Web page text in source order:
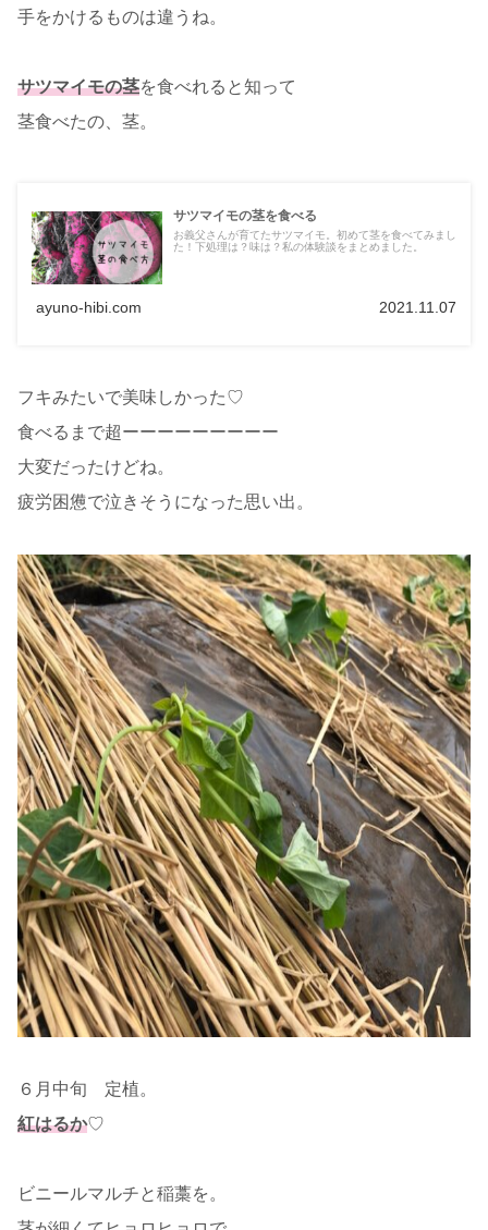
手をかけるものは違うね。
サツマイモの茎を食べれると知って
茎食べたの、茎。
サツマイモの茎を食べる
お義父さんが育てたサツマイモ。初めて茎を食べてみまし
た！下処理は？味は？私の体験談をまとめました。
ayuno-hibi.com 2021.11.07
フキみたいで美味しかった♡
食べるまで超ーーーーーーーーー
大変だったけどね。
疲労困憊で泣きそうになった思い出。
６月中旬 定植。
紅はるか♡
ビニールマルチと稲藁を。